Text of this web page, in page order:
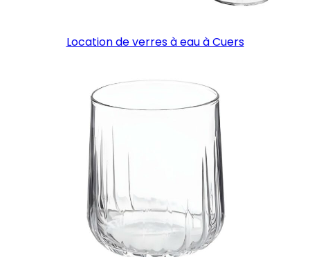
Location de verres à eau à Cuers